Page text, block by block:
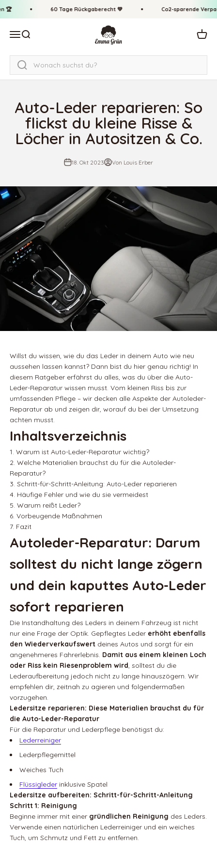
↵ Zum Inhalt springen
↵ Zum Menü springen
↵ Fußzeile springen
↵ Barrierefreiheits-Widget öffnen
Zum Inhalt springen60 Tage Rückgaberecht 💚 Co2-sparende
Navigationsmenü öffnen
Suche öffnen
Emma Grün
Auto-Leder reparieren: So
flickst du kleine Risse &
Löcher in Autositzen & Co.
18. Okt 2023 Von Louis Erber
Willst du wissen, wie du das Leder in deinem Auto wie neu
aussehen lassen kannst? Dann bist du hier genau richtig! In
diesem Ratgeber erfährst du alles, was du über die Auto-
Leder-Reparatur wissen musst. Vom kleinen Riss bis zur
umfassenden Pflege – wir decken alle Aspekte der Autoleder-
Reparatur ab und zeigen dir, worauf du bei der Umsetzung
achten musst.
Inhaltsverzeichnis
1. Warum ist Auto-Leder-Reparatur wichtig?
2. Welche Materialien brauchst du für die Autoleder-
Reparatur?
3. Schritt-für-Schritt-Anleitung: Auto-Leder reparieren
4. Häufige Fehler und wie du sie vermeidest
5. Warum reißt Leder?
6. Vorbeugende Maßnahmen
7. Fazit
Autoleder-Reparatur: Darum
solltest du nicht lange zögern
und dein kaputtes Auto-Leder
sofort reparieren
Die Instandhaltung des Leders in deinem Fahrzeug ist nicht
nur eine Frage der Optik. Gepflegtes Leder erhöht ebenfalls
den Wiederverkaufswert deines Autos und sorgt für ein
angenehmeres Fahrerlebnis. Damit aus einem kleinen Loch
oder Riss kein Riesenproblem wird, solltest du die
Lederaufbereitung jedoch nicht zu lange hinauszögern. Wir
empfehlen dir, zeitnah zu agieren und folgendermaßen
vorzugehen.
Ledersitze reparieren: Diese Materialien brauchst du für
die Auto-Leder-Reparatur
Für die Reparatur und Lederpflege benötigst du:
Lederreiniger
Lederpflegemittel
Weiches Tuch
Flüssigleder inklusive Spatel
Ledersitze aufbereiten: Schritt-für-Schritt-Anleitung
Schritt 1: Reinigung
Beginne immer mit einer gründlichen Reinigung des Leders.
Verwende einen natürlichen Lederreiniger und ein weiches
Tuch, um Schmutz und Fett zu entfernen.